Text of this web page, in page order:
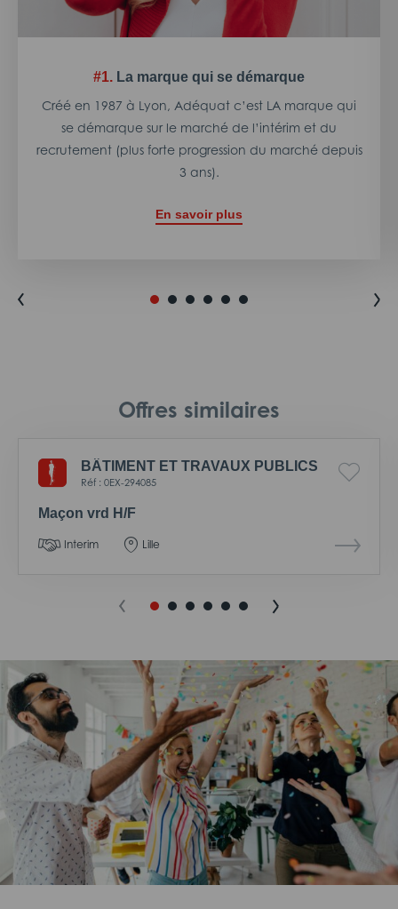
#1. La marque qui se démarque
Créé en 1987 à Lyon, Adéquat c’est LA marque qui
se démarque sur le marché de l’intérim et du
recrutement (plus forte progression du marché depuis
3 ans).
En savoir plus
Offres similaires
BÂTIMENT ET TRAVAUX PUBLICS
Réf : 0EX-294085
Maçon vrd H/F
Interim Lille